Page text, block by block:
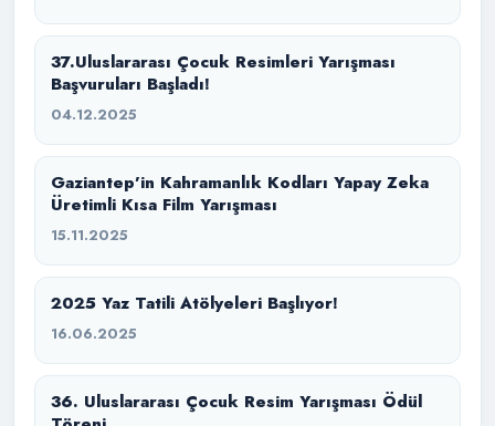
37.Uluslararası Çocuk Resimleri Yarışması
Başvuruları Başladı!
04.12.2025
Gaziantep’in Kahramanlık Kodları Yapay Zeka
Üretimli Kısa Film Yarışması
15.11.2025
2025 Yaz Tatili Atölyeleri Başlıyor!
16.06.2025
36. Uluslararası Çocuk Resim Yarışması Ödül